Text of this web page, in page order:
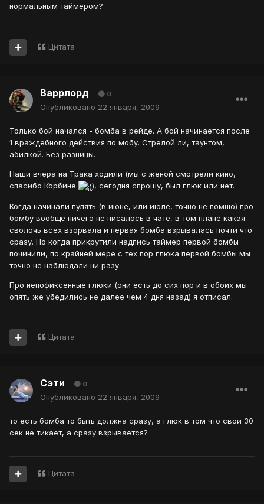
нормальным таймером?
Цитата
Варрлорд 0
Опубликовано 22 января, 2009
Только бой начался - бомба в рейде. А бой начинается после
1 враждебного действия по мобу. Стрелой ли, таунтом,
абилкой. Без разницы.
Наши вчера на Трака ходили (мы с женой смотрели кино,
спасибо Корбине
), сегодня спрошу, был глюк или нет.
Когда начинали пулять (в июне, или июле, точно не помню) про
бомбу вообще ничего не писалось в чате, в том плане какая
сволочь всех взорвала и первая бомба взрывалась почти что
сразу. Но когда прикрутили надпись таймер первой бомбы
починили, по крайней мере с тех пор глюка первой бомбы мы
точно не наблюдали ни разу.
Про непофиксенные глюки (они есть до сих пор и в обоих мы
опять же убедились не далее чем 4 дня назад) я отписал.
Цитата
Сэти 0
Опубликовано 22 января, 2009
то есть бомба то быть должна сразу, а глюк в том что свои 30
сек не тикает, а сразу взрывается?
Цитата